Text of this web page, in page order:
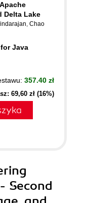
Delta Lake
, Chao
Java
357.40 zł
69,60 zł (16%)
Second